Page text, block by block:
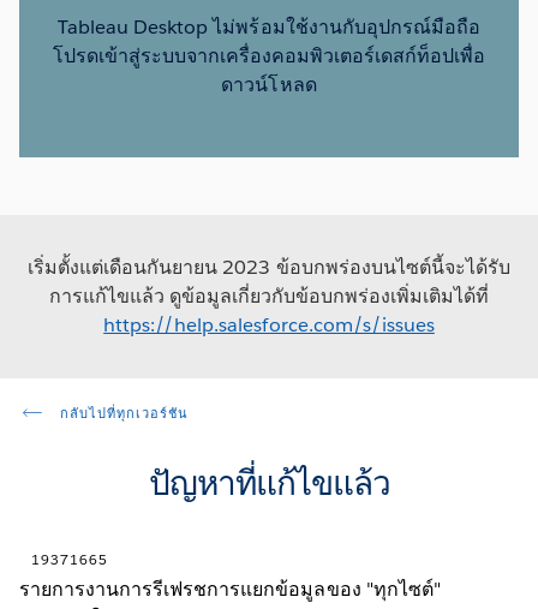
Tableau Desktop ไม่พร้อมใช้งานกับอุปกรณ์มือถือ
โปรดเข้าสู่ระบบจากเครื่องคอมพิวเตอร์เดสก์ท็อปเพื่อ
ดาวน์โหลด
เริ่มตั้งแต่เดือนกันยายน 2023 ข้อบกพร่องบนไซต์นี้จะได้รับ
การแก้ไขแล้ว ดูข้อมูลเกี่ยวกับข้อบกพร่องเพิ่มเติมได้ที่
https://help.salesforce.com/s/issues
กลับไปที่ทุกเวอร์ชัน
ปัญหาที่แก้ไขแล้ว
19371665
รายการงานการรีเฟรชการแยกข้อมูลของ "ทุกไซต์"